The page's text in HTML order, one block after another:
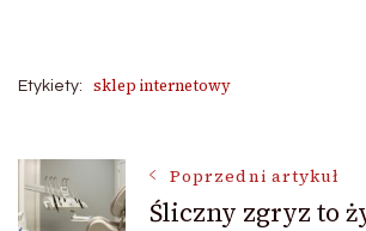
Etykiety: sklep internetowy
NawigacjaPoprzedni artykuł
Śliczny zgryz to